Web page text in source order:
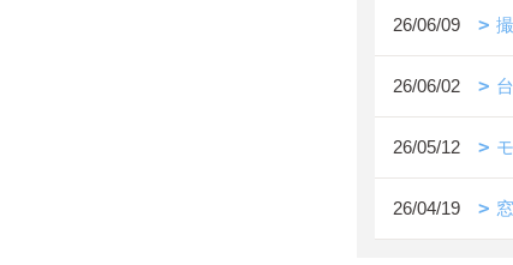
26/06/09
26/06/02
26/05/12
26/04/19